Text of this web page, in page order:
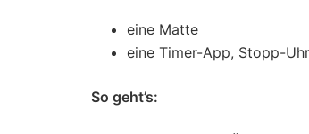
eine Matte
eine Timer-App, Stopp-
So geht’s: